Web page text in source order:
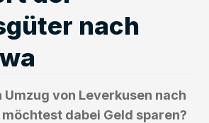
nach
Umzug von Leverkusen nach
dabei Geld sparen?